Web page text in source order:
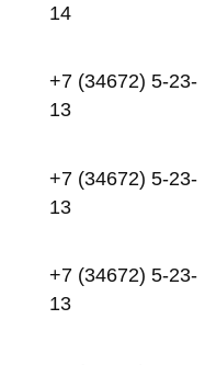
14
+7 (34672) 5-23-
13
+7 (34672) 5-23-
13
+7 (34672) 5-23-
13